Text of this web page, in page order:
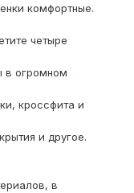
комфортные.
четыре
в огромном
кроссфита и
и другое.
в